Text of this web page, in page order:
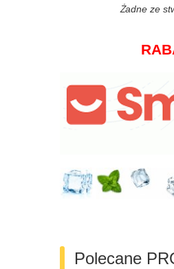
Żadne ze
Polecane